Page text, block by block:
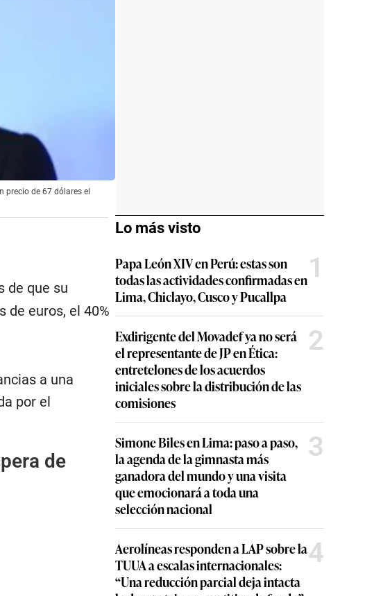
precio de 67 dólares el
de que su
de euros, el 40%
a una
por el
de
Lo más visto
Papa León XIV en Perú: estas son
todas las actividades confirmadas en
Lima, Chiclayo, Cusco y Pucallpa
1
Exdirigente del Movadef ya no será
el representante de JP en Ética:
entretelones de los acuerdos
iniciales sobre la distribución de las
comisiones
2
Simone Biles en Lima: paso a paso,
la agenda de la gimnasta más
ganadora del mundo y una visita
que emocionará a toda una
selección nacional
3
Aerolíneas responden a LAP sobre la
TUUA a escalas internacionales:
“Una reducción parcial deja intacta
4